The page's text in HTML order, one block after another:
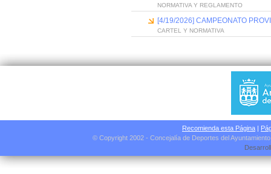
NORMATIVA Y REGLAMENTO
[4/19/2026] CAMPEONATO
CARTEL Y NORMATIVA
Recomienda esta Página |
© Copyright 2002 - Concejalía de Deportes del